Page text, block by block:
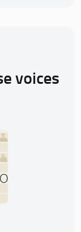
voices